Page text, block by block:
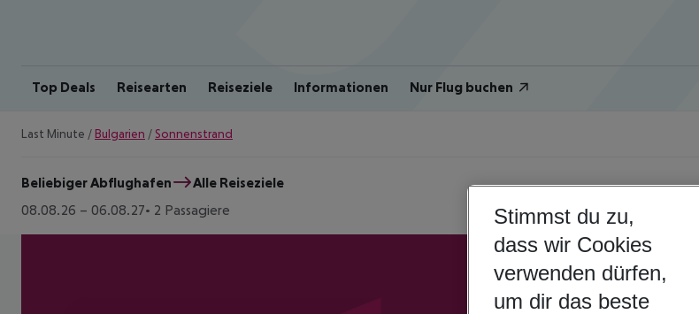
Top Deals Reisearten Reiseziele Informationen Nur Flug buchen
Last Minute / Bulgarien / Sonnenstrand
Beliebiger Abflughafen
Alle Reiseziele
08.08.26 – 06.08.27 2 Passagiere
Stimmst du zu,
dass wir Cookies
verwenden dürfen,
um dir das beste